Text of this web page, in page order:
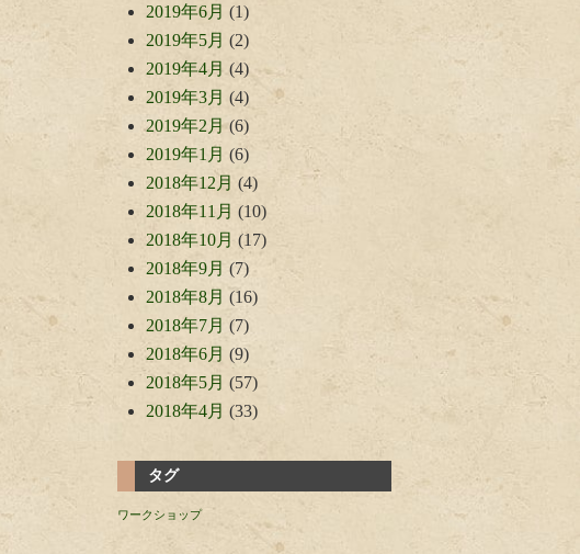
2019年6月 (1)
2019年5月 (2)
2019年4月 (4)
2019年3月 (4)
2019年2月(6)
2019年1月 (6)
2018年12月 (4)
2018年11月 (10)
2018年10月 (17)
2018年9月 (7)
2018年8月 (16)
2018年7月 (7)
2018年6月 (9)
2018年5月 (57)
2018年4月 (33)
タグ
ワークショップ